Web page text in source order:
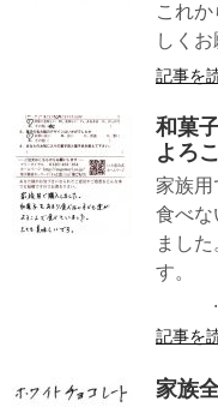
これ
しく
記事を
和菓
よろ
家族用
食べな
まし
記事を
家族